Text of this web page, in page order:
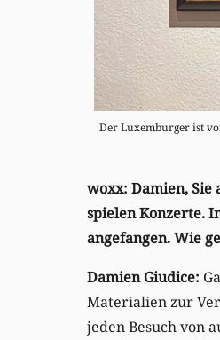
Der Luxemburger ist
woxx: Damien,
spielen Konzerte.
angefangen. Wie
Damien Giudice:
Materialien zur
jeden Besuch von